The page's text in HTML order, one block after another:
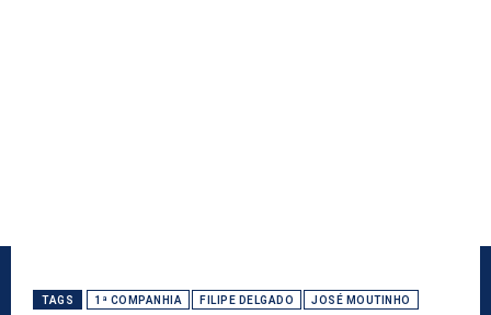
TAGS 1ª COMPANHIA FILIPE DELGADO JOSÉ MOUTINHO